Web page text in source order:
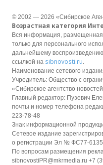
© 2002 — 2026 «Сибирское
Возрастная категория
Вся информация,
только для персонального
дальнейшему
ссылкой на sibnovosti.ru
Наименование сетевого
Учредитель: Общество с
«Сибирское агентство
Главный редактор: Пузевич
почты и номер телефона
223-78-48
Знак информационной
Сетевое издание
о регистрации Эл № ФС77-
По вопросам размещения
sibnovostiPR@mkrmedia.ru +7